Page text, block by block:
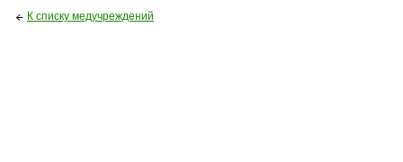
К списку медучреждений